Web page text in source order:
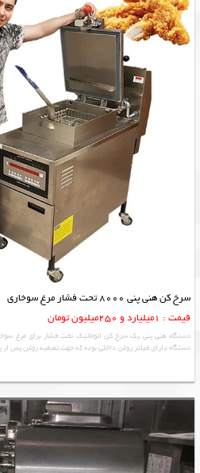
سرخ کن هنی پنی 8000 تحت فشار مرغ سوخاری
قیمت : 1میلیارد و 250میلیون تومان
دستگاه هنی پنی یک سرخ کن اتوماتیک تحت فشار برای مرغ
دستگاه دارای فیلتر روغن داخلی بوده که جهت تصفیه روغن پس